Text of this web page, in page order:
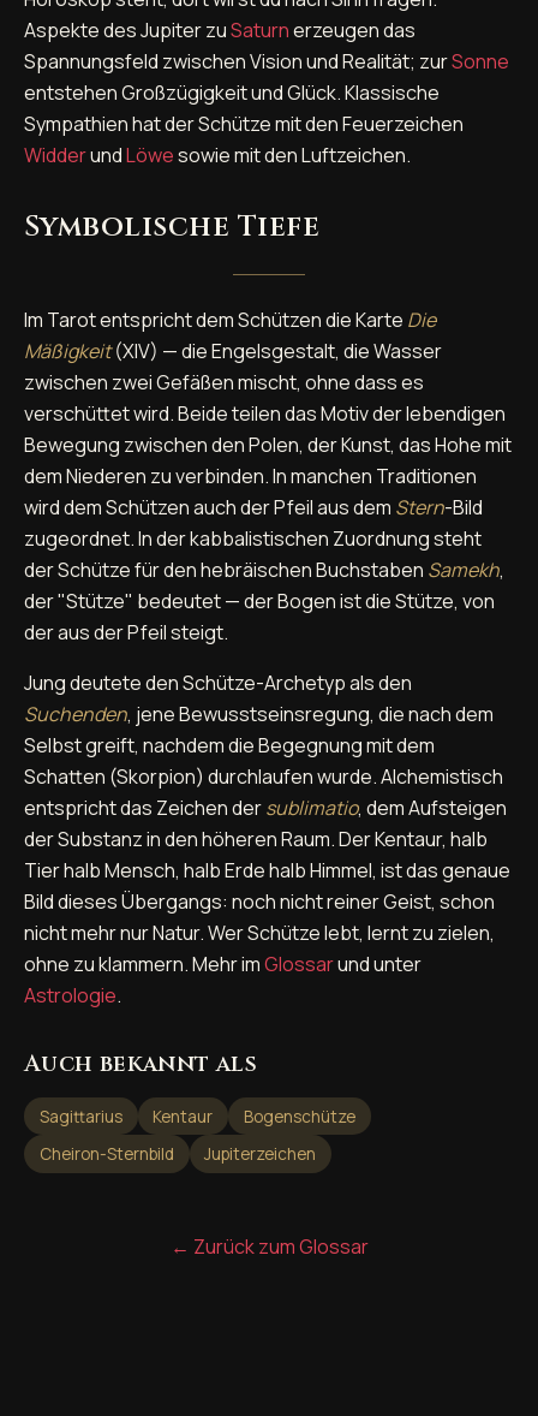
Aspekte des Jupiter zuSaturnerzeugen das
Spannungsfeld zwischen Vision und Realität; zurSonne
entstehen Großzügigkeit und Glück. Klassische
Sympathien hat der Schütze mit den Feuerzeichen
WidderundLöwesowie mit den Luftzeichen.
Symbolische Tiefe
Im Tarot entspricht dem Schützen die Karte Die
Mäßigkeit(XIV) — die Engelsgestalt, die Wasser
zwischen zwei Gefäßen mischt, ohne dass es
verschüttet wird. Beide teilen das Motiv der lebendigen
Bewegung zwischen den Polen, der Kunst, das Hohe mit
dem Niederen zu verbinden. In manchen Traditionen
wird dem Schützen auch der Pfeil aus dem Stern-Bild
zugeordnet. In der kabbalistischen Zuordnung steht
der Schütze für den hebräischen Buchstaben Samekh,
der "Stütze" bedeutet — der Bogen ist die Stütze, von
der aus der Pfeil steigt.
Jung deutete den Schütze-Archetyp als den
Suchenden, jene Bewusstseinsregung, die nach dem
Selbst greift, nachdem die Begegnung mit dem
Schatten (Skorpion) durchlaufen wurde. Alchemistisch
entspricht das Zeichen dersublimatio, dem Aufsteigen
der Substanz in den höheren Raum. Der Kentaur, halb
Tier halb Mensch, halb Erde halb Himmel, ist das genaue
Bild dieses Übergangs: noch nicht reiner Geist, schon
nicht mehr nur Natur. Wer Schütze lebt, lernt zu zielen,
ohne zu klammern. Mehr imGlossarund unter
Astrologie.
Auch bekannt als
Sagittarius Kentaur
Bogenschütze
Cheiron-Sternbild
Jupiterzeichen
← Zurück zum Glossar